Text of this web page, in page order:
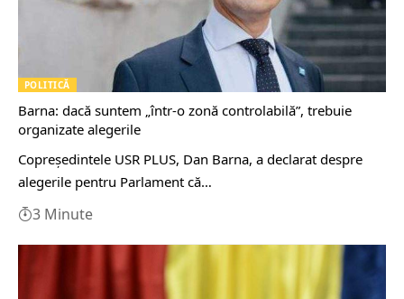
POLITICĂ
Barna: dacă suntem „într-o zonă controlabilă”, trebuie
organizate alegerile
Copreşedintele USR PLUS, Dan Barna, a declarat despre
alegerile pentru Parlament că…
3 Minute